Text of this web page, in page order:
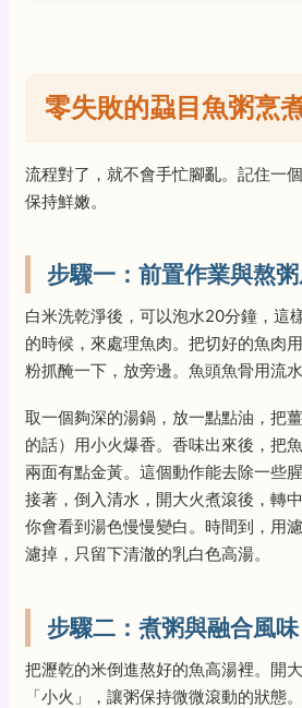
零失敗的蝨目魚粥烹
流程對了，就不會手忙腳亂。記住一
保持鮮嫩。
步驟一：前置作業與熬
白米洗乾淨後，可以泡水20分鐘，這
的時候，來處理魚肉。把切好的魚肉
粉抓醃一下，放旁邊。魚頭魚骨用流水
取一個夠深的湯鍋，放一點點油，把
的話）用小火爆香。香味出來後，把
兩面有點金黃。這個動作能去除一些
接著，倒入清水，開大火煮滾後，轉
你會看到湯色慢慢變白。時間到，用
濾掉，只留下清澈的乳白色高湯。
步驟二：煮粥與融合風味
把瀝乾的米倒進熬好的魚高湯裡。開
「小火」，讓粥保持微微滾動的狀態